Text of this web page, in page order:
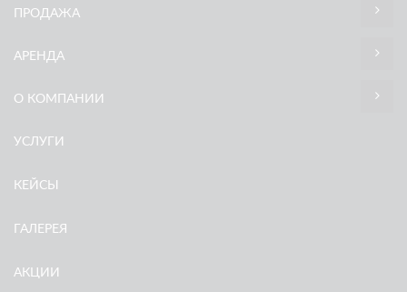
ПРОДАЖА
АРЕНДА
О КОМПАНИИ
УСЛУГИ
КЕЙСЫ
ГАЛЕРЕЯ
АКЦИИ